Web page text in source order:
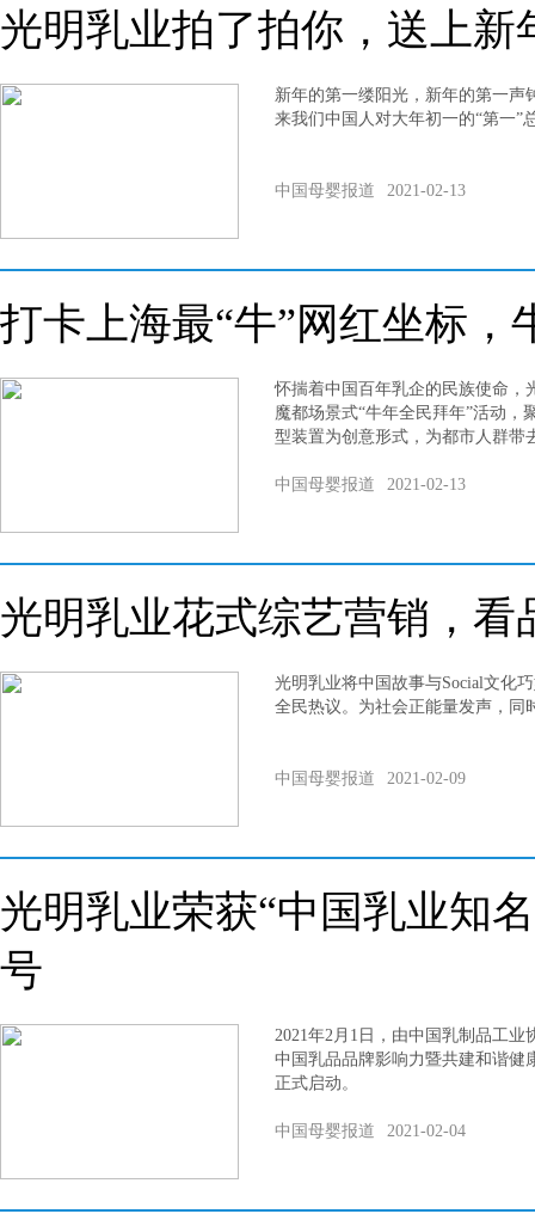
光明乳业拍了拍你，送上新
新年的第一缕阳光，新年的第一声
来我们中国人对大年初一的“第一”
中国母婴报道 2021-02-13
打卡上海最“牛”网红坐标，
怀揣着中国百年乳企的民族使命，
魔都场景式“牛年全民拜年”活动，
型装置为创意形式，为都市人群带
中国母婴报道 2021-02-13
光明乳业花式综艺营销，
光明乳业将中国故事与Social文化
全民热议。为社会正能量发声，同
中国母婴报道 2021-02-09
光明乳业荣获“中国乳业知
号
2021年2月1日，由中国乳制品工
中国乳品品牌影响力暨共建和谐健
正式启动。
中国母婴报道 2021-02-04